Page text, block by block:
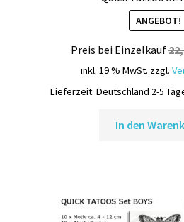
ANGEBOT!
Preis bei Einzelkauf
inkl. 19 % MwSt. zzgl.
Lieferzeit: Deutschland 2-5
In den